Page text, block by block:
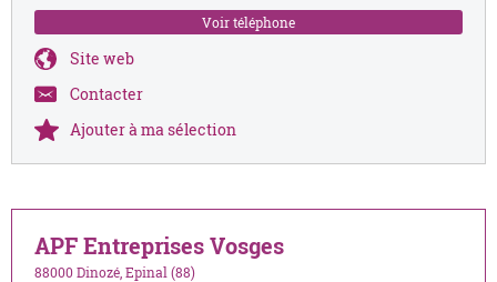
Voir téléphone
Site web
Contacter
Ajouter à ma sélection
APF Entreprises Vosges
88000 Dinozé, Epinal (88)